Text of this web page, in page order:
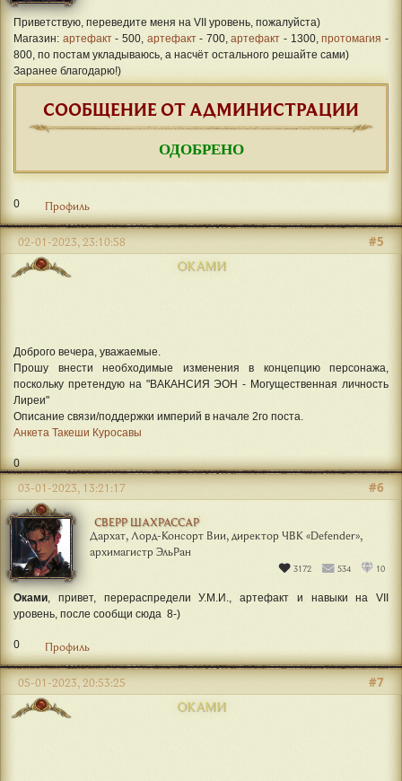
Приветствую, переведите меня на VII уровень, пожалуйста)
Магазин: артефакт- 500, артефакт- 700,артефакт - 1300,протомагия -
800, по постам укладываюсь, а насчёт остального решайте сами)
Заранее благодарю!)
СООБЩЕНИЕ ОТ АДМИНИСТРАЦИИ
ОДОБРЕНО
0 Профиль
ОКАМИ
#5
02-01-2023, 23:10:58
Доброго вечера, уважаемые.
Прошу внести необходимые изменения в концепцию персонажа,
поскольку претендую на "ВАКАНСИЯ ЭОН - Могущественная личность
Лиреи"
Описание связи/поддержки империй в начале 2го поста.
Анкета Такеши Куросавы
0
СВЕРР ШАХРАССАР
Дархат, Лорд-Консорт Вии, директор ЧВК «Defender»,
архимагистр ЭльРан
3172 534 10
#6
03-01-2023, 13:21:17
Оками, привет, перераспредели У.М.И., артефакт и навыки на VII
уровень, после сообщи сюда 8-)
0 Профиль
ОКАМИ
#7
05-01-2023, 20:53:25